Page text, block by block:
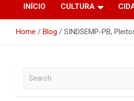
INÍCIO CULTURA
Home Blog SINDSEMP-PB,